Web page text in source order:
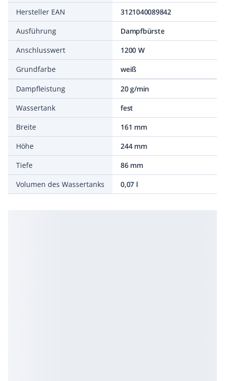
Hersteller EAN
3121040089842
Ausführung
Dampfbürste
Anschlusswert
1200 W
Grundfarbe
weiß
Dampfleistung
20 g/min
Wassertank
fest
Breite
161 mm
Höhe
244 mm
Tiefe
86 mm
Volumen des Wassertanks
0,07 l